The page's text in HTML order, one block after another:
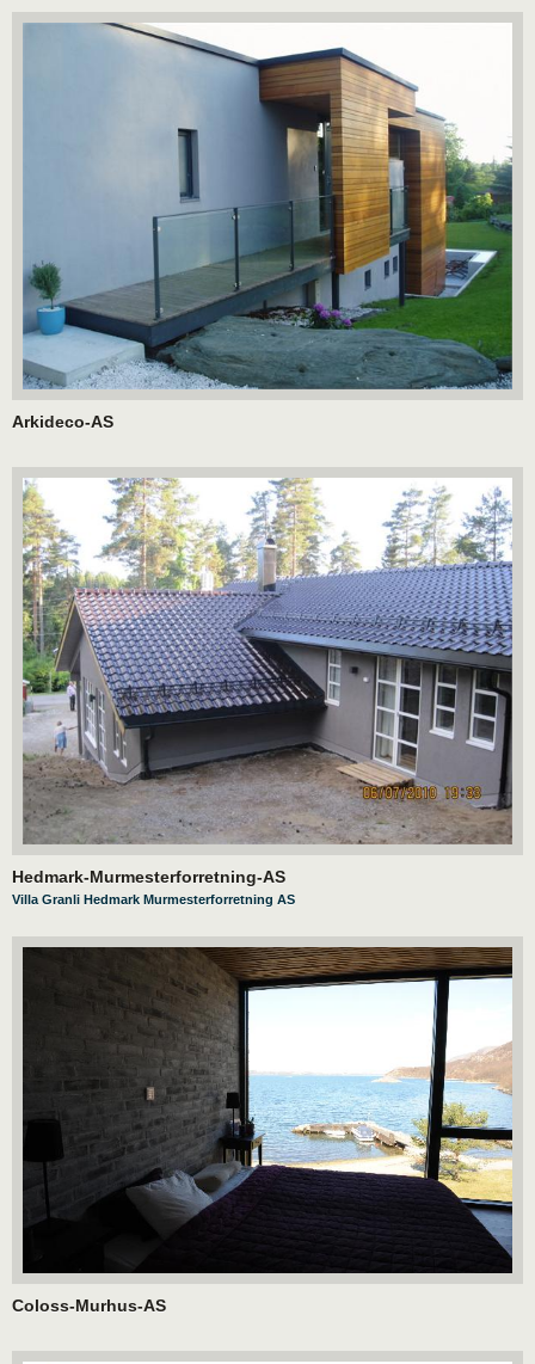
Arkideco-AS
Hedmark-Murmesterforretning-AS
Villa Granli Hedmark Murmesterforretning AS
Coloss-Murhus-AS